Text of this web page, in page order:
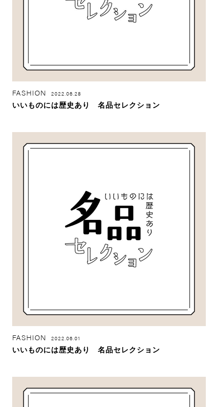
FASHION 2022.06.28
いいものには歴史あり 名品セレクション
FASHION 2022.06.01
いいものには歴史あり 名品セレクション